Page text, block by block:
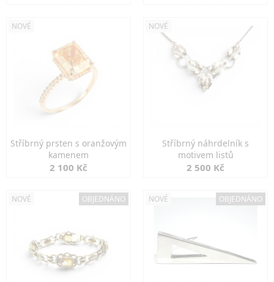
NOVÉ
Stříbrný prsten s oranžovým
kamenem
2 100 Kč
NOVÉ
Stříbrný náhrdelník s
motivem listů
2 500 Kč
NOVÉ OBJEDNÁNO NOVÉ OBJEDNÁNO